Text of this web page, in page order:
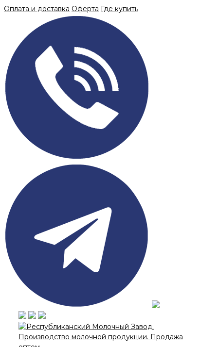
Skip
Оплата и доставка Оферта Где купить